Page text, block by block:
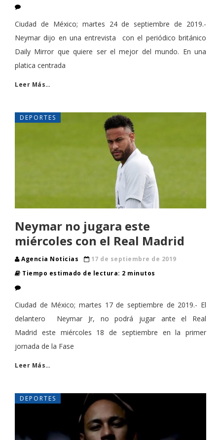
Ciudad de México; martes 24 de septiembre de 2019.-
Neymar dijo en una entrevista con el periódico británico
Daily Mirror que quiere ser el mejor del mundo. En una
platica centrada
Leer Más…
DEPORTES
Neymar no jugara este
miércoles con el Real Madrid
Agencia Noticias
17 de septiembre de 2019
Tiempo estimado de lectura: 2 minutos
Ciudad de México; martes 17 de septiembre de 2019.- El
delantero Neymar Jr, no podrá jugar ante el Real
Madrid este miércoles 18 de septiembre en la primer
jornada de la Fase
Leer Más…
DEPORTES